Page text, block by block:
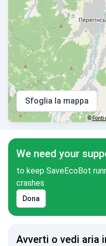
Sfoglia la mappa
© Fonti
We need your
to keep SaveEcoBot
crashes
Dona
Avverti o vedi aria